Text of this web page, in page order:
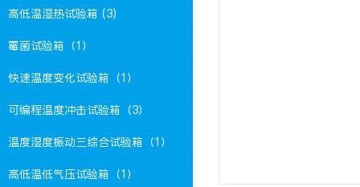
高低温湿热试验箱 (3)
霉菌试验箱（1）
快速温度变化试验箱（1）
可编程温度冲击试验箱（3）
温度湿度振动三综合试验箱（1）
高低温低气压试验箱（1）